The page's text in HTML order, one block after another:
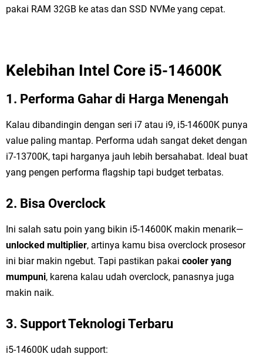
pakai RAM 32GB ke atas dan SSD NVMe yang cepat.
Kelebihan Intel Core i5-14600K
1. Performa Gahar di Harga Menengah
Kalau dibandingin dengan seri i7 atau i9, i5-14600K punya
value paling mantap. Performa udah sangat deket dengan
i7-13700K, tapi harganya jauh lebih bersahabat. Ideal buat
yang pengen performa flagship tapi budget terbatas.
2. Bisa Overclock
Ini salah satu poin yang bikin i5-14600K makin menarik—
unlocked multiplier, artinya kamu bisa overclock prosesor
ini biar makin ngebut. Tapi pastikan pakai cooler yang
mumpuni, karena kalau udah overclock, panasnya juga
makin naik.
3. Support Teknologi Terbaru
i5-14600K udah support: